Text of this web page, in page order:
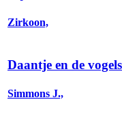
Zirkoon,
Daantje en de
Simmons J.,